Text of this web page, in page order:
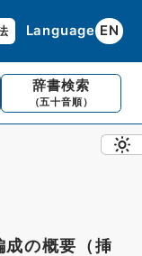
Language EN
辞書検索
（五十音順）
の概要（挿